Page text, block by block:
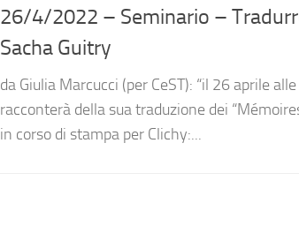
26/4/2022 – Seminario –
Sacha Guitry
da Giulia Marcucci (per CeST): “il 26 aprile
racconterà della sua traduzione dei
in corso di stampa per Clichy:...